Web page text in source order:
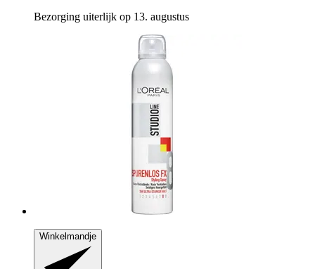
Bezorging uiterlijk op 13. augustus
Winkelmandje